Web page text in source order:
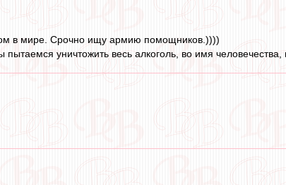
в мире. Срочно ищу армию помощников.))))
уничтожить весь алкоголь, во имя человечества,